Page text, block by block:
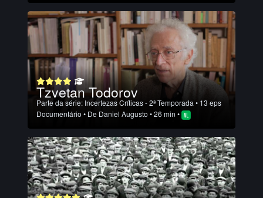
Tzvetan Todorov
Parte da série: Incertezas Críticas - 2ª Temporada • 13 eps
Documentário • De Daniel Augusto • 26 min •